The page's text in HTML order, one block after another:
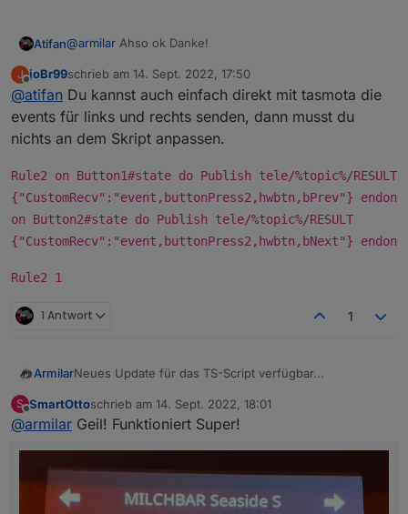
Atifan@armilar Ahso ok Danke!
Hm ok, ich fände es von der Bedienung her halt
bequem wenn man über die Buttons einfach links und
rechts Scrollen könnte, so wie mit den Pfeilen.
Ist das großer Aufwand zu programmieren?
J
Offline
joBr99schrieb am 14. Sept. 2022, 17:50
zuletzt editiert von
@atifan Du kannst auch einfach direkt mit tasmota die
events für links und rechts senden, dann musst du
nichts an dem Skript anpassen.
Rule2 on Button1#state do Publish tele/%topic%/RESULT
{"CustomRecv":"event,buttonPress2,hwbtn,bPrev"} endon
on Button2#state do Publish tele/%topic%/RESULT
{"CustomRecv":"event,buttonPress2,hwbtn,bNext"} endon
Rule2 1
1 Antwort 1
ArmilarNeues Update für das TS-Script verfügbar...
https://raw.githubusercontent.com/joBr99/nspanel-
lovelace-ui/main/ioBroker/NsPanelTs.ts
S
Offline
SmartOttoschrieb am 14. Sept. 2022, 18:01
zuletzt editiert von
@armilar Geil! Funktioniert Super!